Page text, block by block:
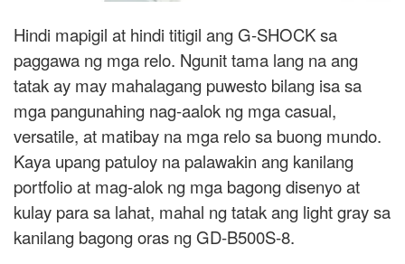
Hindi mapigil at hindi titigil ang G-SHOCK sa
paggawa ng mga relo. Ngunit tama lang na ang
tatak ay may mahalagang puwesto bilang isa sa
mga pangunahing nag-aalok ng mga casual,
versatile, at matibay na mga relo sa buong mundo.
Kaya upang patuloy na palawakin ang kanilang
portfolio at mag-alok ng mga bagong disenyo at
kulay para sa lahat, mahal ng tatak ang light gray sa
kanilang bagong oras ng GD-B500S-8.